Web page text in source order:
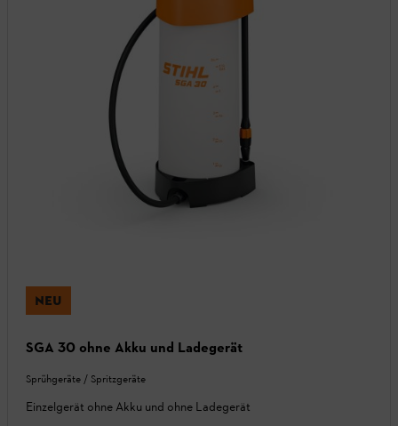
NEU
SGA 30 ohne Akku und Ladegerät
Sprühgeräte / Spritzgeräte
Einzelgerät ohne Akku und ohne Ladegerät